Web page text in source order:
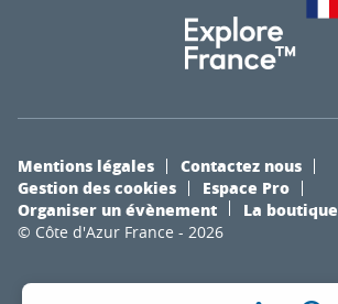
© Côte d'Azur France - 2026
Mentions légales
Contactez nous
Gestion des cookies
Espace Pro
Organiser un évènement
La boutique